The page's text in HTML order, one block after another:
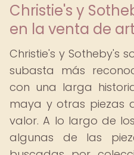
Christie's y
en la venta de
Christie's y Sotheby's
subasta más
con una larga
maya y otras piezas
valor. A lo largo de
algunas de las